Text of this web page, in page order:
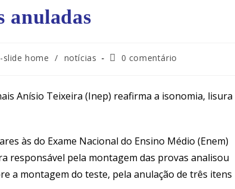
anuladas
-slide home / notícias 0 comentário
Anísio Teixeira (Inep) reafirma a isonomia, lisura
às do Exame Nacional do Ensino Médio (Enem)
responsável pela montagem das provas analisou
a montagem do teste, pela anulação de três itens